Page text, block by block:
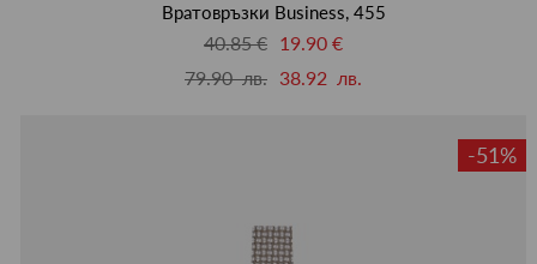
Вратовръзки Business, 455
40.85 € 19.90 €
79.90 лв. 38.92 лв.
-51%